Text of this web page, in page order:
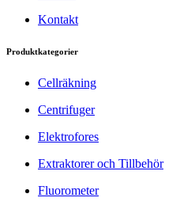
Kontakt
Produktkategorier
Cellräkning
Centrifuger
Elektrofores
Extraktorer och Tillbehör
Fluorometer